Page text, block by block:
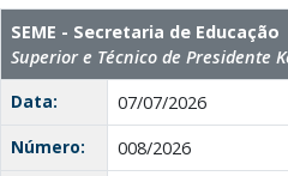
SEME - Secretaria de
Superior e Técnico de Presidente
Data:
07/07/2026
Número:
008/2026